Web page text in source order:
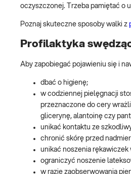
oczyszczonej. Trzeba pamiętać o
Poznaj skuteczne sposoby walki z
Profilaktyka
Aby zapobiegać pojawieniu się i
dbać o higienę;
w codziennej pielęgnacji
przeznaczone do cery
glicerynę, alantoinę czy
unikać kontaktu ze
chronić skórę przed
unikać noszenia
ograniczyć noszenie
w razie zaobserwowania